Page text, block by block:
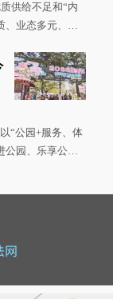
供给不足和“内
、业态多元、智
“公园+服务、体
公园、乐享公